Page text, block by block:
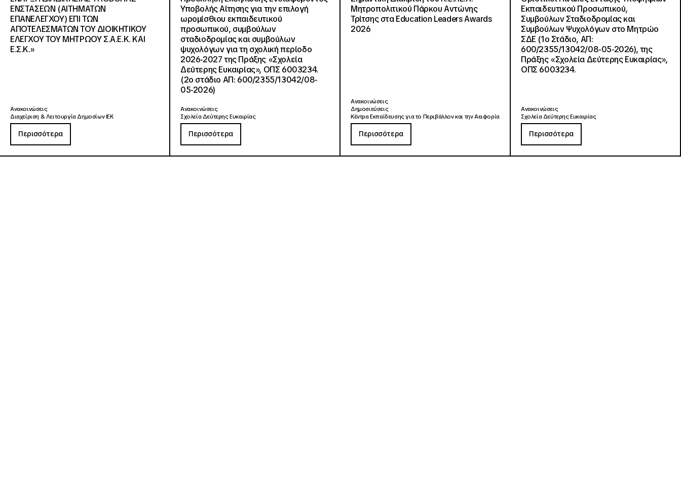
ΕΝΣΤΑΣΕΩΝ (ΑΙΤΗΜΑΤΩΝ
ΕΠΑΝΕΛΕΓΧΟΥ) ΕΠΙ ΤΩΝ
ΑΠΟΤΕΛΕΣΜΑΤΩΝ ΤΟΥ ΔΙΟΙΚΗΤΙΚΟΥ
ΕΛΕΓΧΟΥ ΤΟΥ ΜΗΤΡΩΟΥ Σ.Α.Ε.Κ. ΚΑΙ
Ε.Σ.Κ.»
Ανακοινώσεις
Διαχείριση & Λειτουργία Δημοσίων ΙΕΚ
Περισσότερα
Υποβολής Αίτησης για την επιλογή
ωρομίσθιου εκπαιδευτικού
προσωπικού, συμβούλων
σταδιοδρομίας και συμβούλων
ψυχολόγων για τη σχολική περίοδο
2026-2027 της Πράξης «Σχολεία
Δεύτερης Ευκαιρίας», ΟΠΣ 6003234.
(2ο στάδιο ΑΠ: 600/2355/13042/08-
05-2026)
Ανακοινώσεις
Σχολεία Δεύτερης Ευκαιρίας
Περισσότερα
Μητροπολιτικού Πάρκου Αντώνης
Τρίτσης στα Education Leaders Awards
2026
Ανακοινώσεις
Δημοσιεύσεις
Κέντρα Εκπαίδευσης για το Περιβάλλον και την Αειφορία
Περισσότερα
Εκπαιδευτικού Προσωπικού,
Συμβούλων Σταδιοδρομίας και
Συμβούλων Ψυχολόγων στο Μητρώο
ΣΔΕ (1ο Στάδιο, ΑΠ:
600/2355/13042/08-05-2026), της
Πράξης «Σχολεία Δεύτερης Ευκαιρίας»,
ΟΠΣ 6003234.
Ανακοινώσεις
Σχολεία Δεύτερης Ευκαιρίας
Περισσότερα